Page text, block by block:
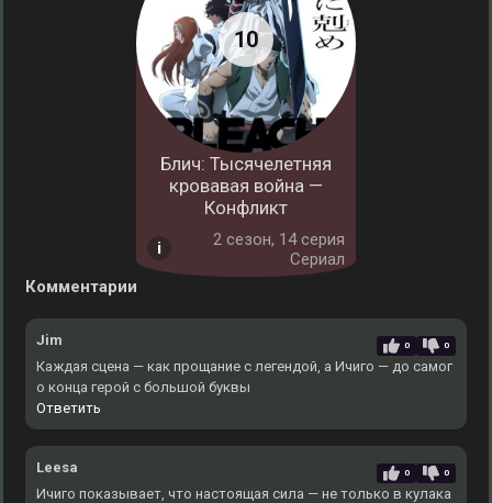
Блич: Тысячелетняя
кровавая война —
Конфликт
2 cезон, 14 серия
Сериал
Комментарии
Jim 0 0
Каждая сцена — как прощание с легендой, а Ичиго — до самог
о конца герой с большой буквы
Ответить
Leesa 0 0
Ичиго показывает, что настоящая сила — не только в кулака